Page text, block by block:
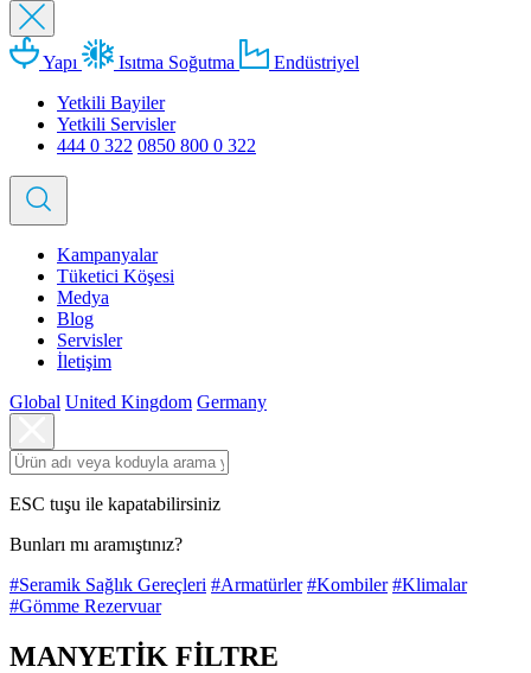
Yapı Isıtma Soğutma
Endüstriyel
Yetkili Bayiler
Yetkili Servisler
444 0 322 0850 800 0 322
Kampanyalar
Tüketici Köşesi
Medya
Blog
Servisler
İletişim
Global United Kingdom Germany
ESC tuşu ile kapatabilirsiniz
Bunları mı aramıştınız?
#Seramik Sağlık Gereçleri #Armatürler #Kombiler #Klimalar
#Gömme Rezervuar
MANYETİK FİLTRE